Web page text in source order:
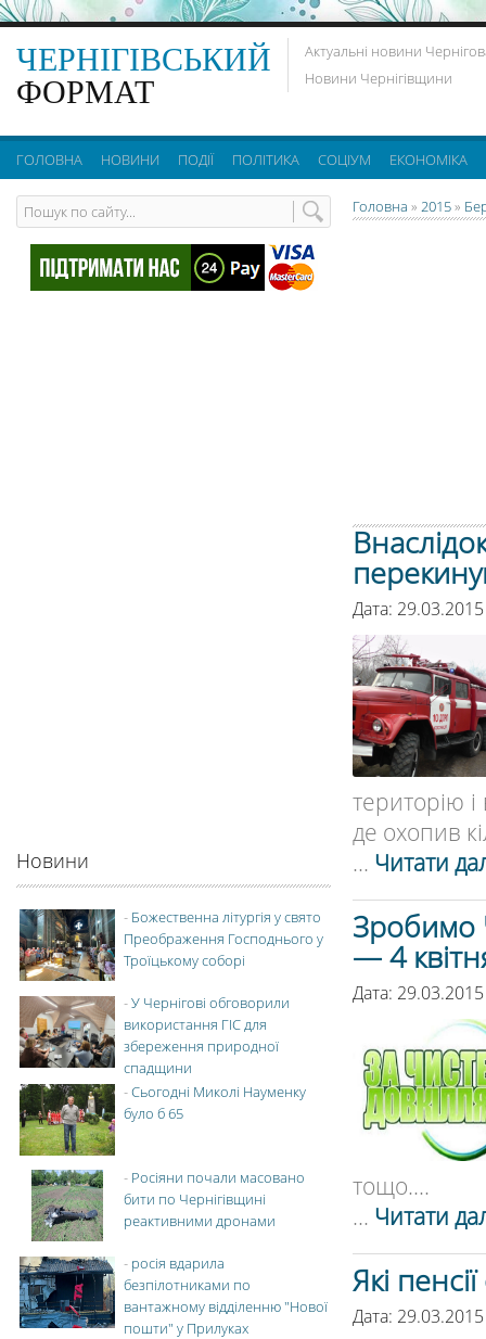
ЧЕРНІГІВСЬКИЙ
ФОРМАТ
Актуальні новини
Новини Чернігівщини
ГОЛОВНА НОВИНИ ПОДІЇ ПОЛІТИКА СОЦІУМ ЕКОНОМІКА
Головна » 2015»
Дата:
територію
де охопив
... Читати
Зробимо
— 4
Дата:
тощо....
... Читати
Які
Дата:
Новини
- Божественна літургія у свято
Преображення Господнього у
Троїцькому соборі
-У Чернігові обговорили
використання ГІС для
збереження природної
спадщини
-Сьогодні Миколі Науменку
було б 65
- Росіяни почали масовано
бити по Чернігівщині
реактивними дронами
- росія вдарила
безпілотниками по
вантажному відділенню "Нової
пошти" у Прилуках